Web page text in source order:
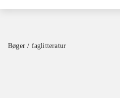
Bøger / faglitteratur